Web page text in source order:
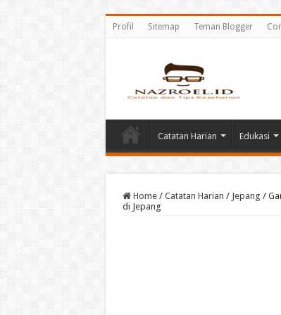
Profil Sitemap Teman Blogger
Catatan Harian Edukasi
Home / Catatan Harian / Jepang /
di Jepang